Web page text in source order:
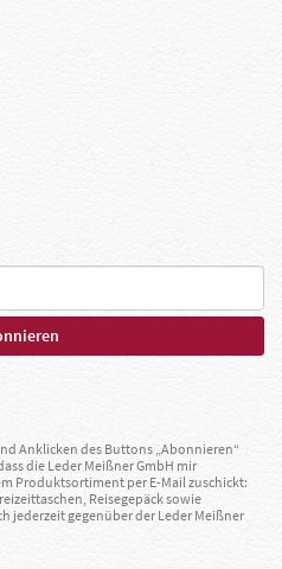
Anklicken des Buttons „Abonnieren“
die Leder Meißner GmbH mir
Produktsortiment per E-Mail zuschickt:
Reisegepäck sowie
jederzeit gegenüber der Leder Meißner